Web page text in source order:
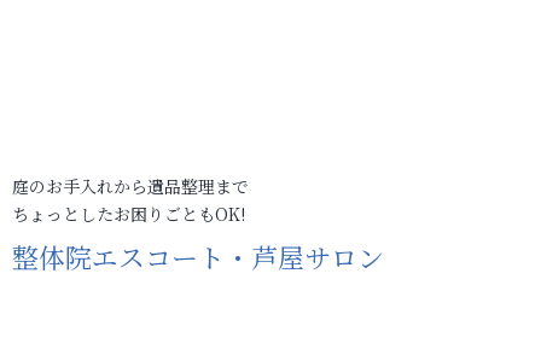
庭のお手入れから遺品整理まで
ちょっとしたお困りごともOK!
整体院エスコート・芦屋サロン